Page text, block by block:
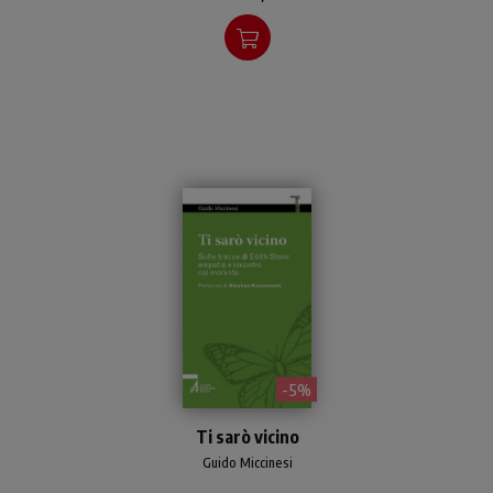
della morte.
- 5%
l'autore accompagna il
lettore alla pratica del
Ti sarò vicino
Guido Miccinesi